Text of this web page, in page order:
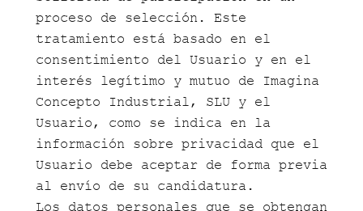
proceso de selección. Este
tratamiento está basado en el
consentimiento del Usuario y en el
interés legítimo y mutuo de Imagina
Concepto Industrial, SLU y el
Usuario, como se indica en la
información sobre privacidad que el
Usuario debe aceptar de forma previa
al envío de su candidatura.
Los datos personales que se obtengan